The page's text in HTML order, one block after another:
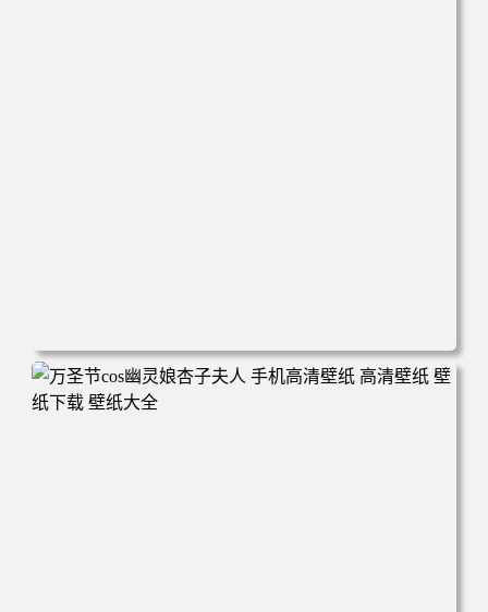
电脑壁纸 美女 卡通 皮卡丘 刀 手机壁纸 高清壁纸 壁纸下载
壁纸大全